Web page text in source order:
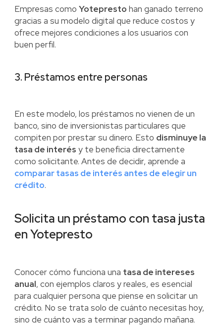
Empresas como Yotepresto han ganado terreno
gracias a su modelo digital que reduce costos y
ofrece mejores condiciones a los usuarios con
buen perfil.
3. Préstamos entre personas
En este modelo, los préstamos no vienen de un
banco, sino de inversionistas particulares que
compiten por prestar su dinero. Esto disminuye la
tasa de interés y te beneficia directamente
como solicitante. Antes de decidir, aprende a
comparar tasas de interés antes de elegir un
crédito.
Solicita un préstamo con tasa justa
en Yotepresto
Conocer cómo funciona una tasa de intereses
anual, con ejemplos claros y reales, es esencial
para cualquier persona que piense en solicitar un
crédito. No se trata solo de cuánto necesitas hoy,
sino de cuánto vas a terminar pagando mañana.